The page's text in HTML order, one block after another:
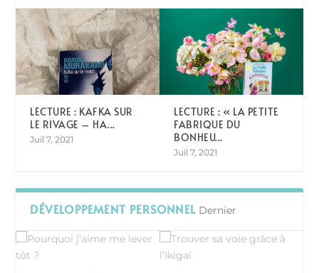
LECTURE : KAFKA SUR
LE RIVAGE – HA...
Juil 7, 2021
LECTURE : « LA PETITE
FABRIQUE DU
BONHEU...
Juil 7, 2021
DÉVELOPPEMENT PERSONNEL Dernier